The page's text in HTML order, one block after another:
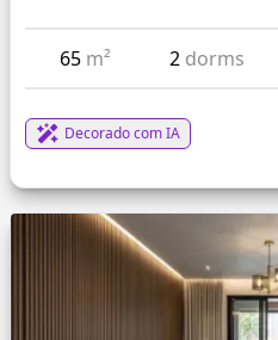
65 m² 2 dorms
Decorado com IA